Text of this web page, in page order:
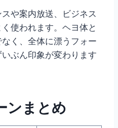
や案内放送、ビジネス
使われます。ヘヨ体と
く、全体に漂うフォー
ぶん印象が変わります
ンまとめ